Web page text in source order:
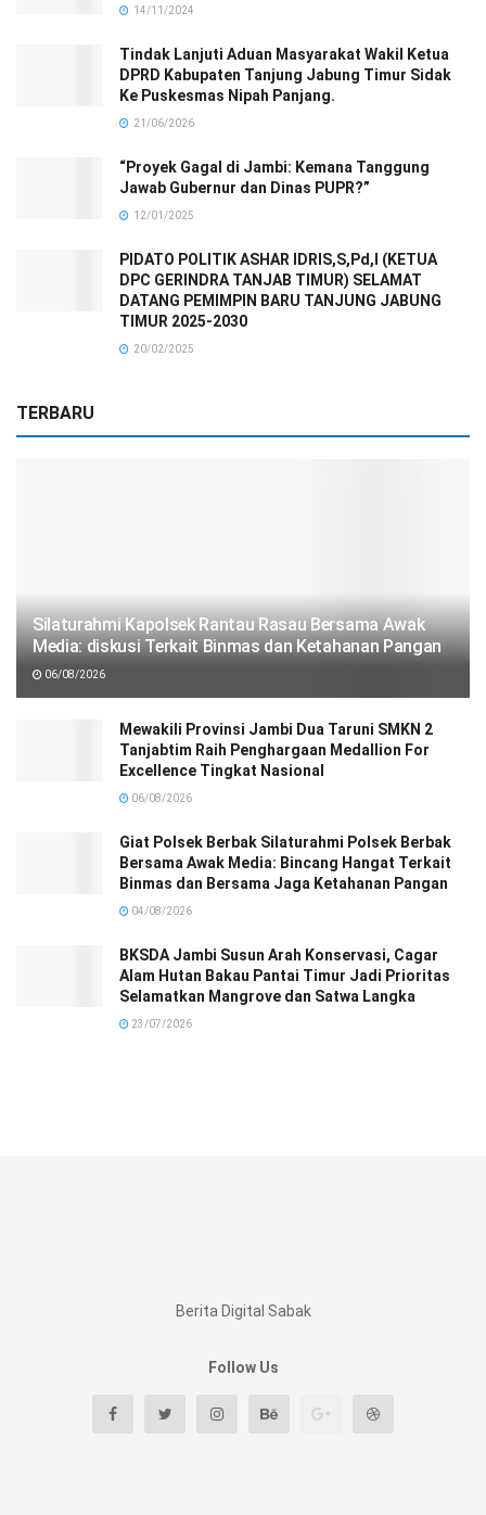
14/11/2024
Tindak Lanjuti Aduan Masyarakat Wakil Ketua
DPRD Kabupaten Tanjung Jabung Timur Sidak
Ke Puskesmas Nipah Panjang.
21/06/2026
“Proyek Gagal di Jambi: Kemana Tanggung
Jawab Gubernur dan Dinas PUPR?”
12/01/2025
PIDATO POLITIK ASHAR IDRIS,S,Pd,I (KETUA
DPC GERINDRA TANJAB TIMUR) SELAMAT
DATANG PEMIMPIN BARU TANJUNG JABUNG
TIMUR 2025-2030
20/02/2025
TERBARU
Silaturahmi Kapolsek Rantau Rasau Bersama Awak
Media: diskusi Terkait Binmas dan Ketahanan Pangan
06/08/2026
Mewakili Provinsi Jambi Dua Taruni SMKN 2
Tanjabtim Raih Penghargaan Medallion For
Excellence Tingkat Nasional
06/08/2026
Giat Polsek Berbak Silaturahmi Polsek Berbak
Bersama Awak Media: Bincang Hangat Terkait
Binmas dan Bersama Jaga Ketahanan Pangan
04/08/2026
BKSDA Jambi Susun Arah Konservasi, Cagar
Alam Hutan Bakau Pantai Timur Jadi Prioritas
Selamatkan Mangrove dan Satwa Langka
23/07/2026
Berita Digital Sabak
Follow Us